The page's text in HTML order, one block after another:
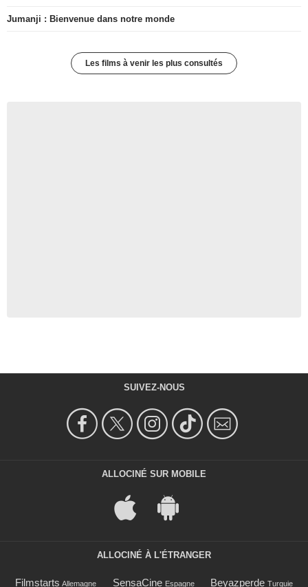
Jumanji : Bienvenue dans notre monde
Les films à venir les plus consultés
SUIVEZ-NOUS
ALLOCINÉ SUR MOBILE
ALLOCINÉ À L'ÉTRANGER
Filmstarts Allemagne SensaCine Espagne Beyazperde Turquie